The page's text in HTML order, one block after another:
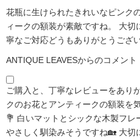
花瓶に生けられたきれいなピンク
ィークの額装が素敵ですね。 大
寧なご対応どうもありがとうござ
ANTIQUE LEAVESからのコメント
ご購入と、丁寧なレビューをあり
クのお花とアンティークの額装を
💐 白いマットとシックな木製フレ
やさしく馴染みそうですね🏡 大切